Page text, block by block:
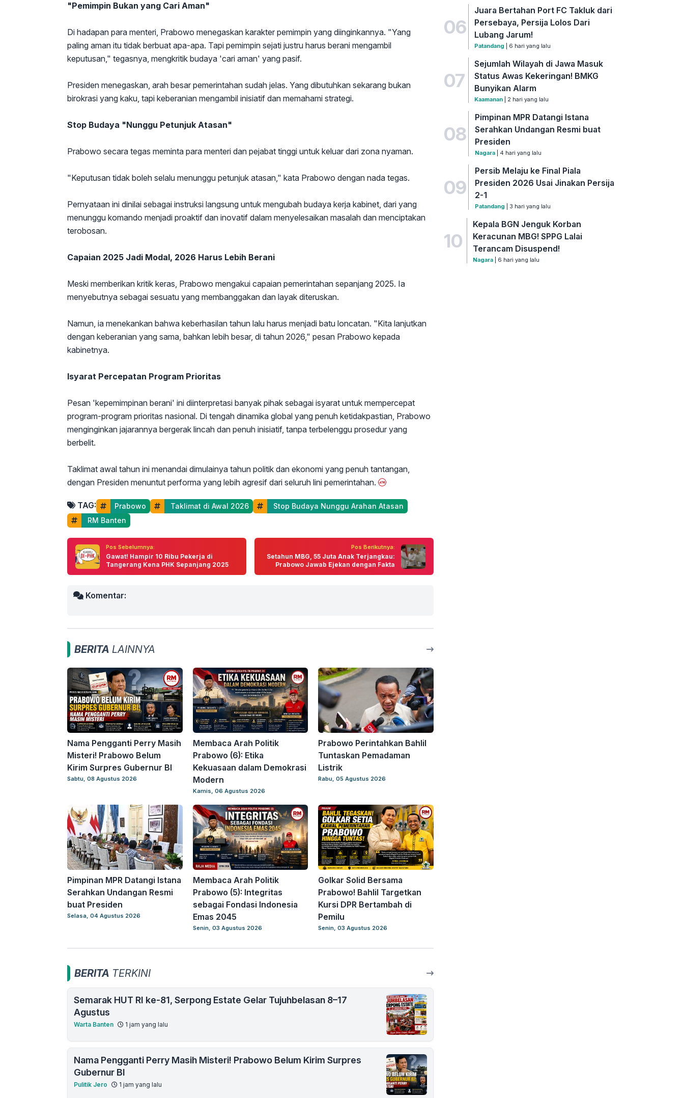
"Pemimpin Bukan yang Cari Aman"
Di hadapan para menteri, Prabowo menegaskan karakter pemimpin yang diinginkannya. "Yang
paling aman itu tidak berbuat apa-apa. Tapi pemimpin sejati justru harus berani mengambil
keputusan," tegasnya, mengkritik budaya 'cari aman' yang pasif.
Presiden menegaskan, arah besar pemerintahan sudah jelas. Yang dibutuhkan sekarang bukan
birokrasi yang kaku, tapi keberanian mengambil inisiatif dan memahami strategi.
Stop Budaya "Nunggu Petunjuk Atasan"
Prabowo secara tegas meminta para menteri dan pejabat tinggi untuk keluar dari zona nyaman.
"Keputusan tidak boleh selalu menunggu petunjuk atasan," kata Prabowo dengan nada tegas.
Pernyataan ini dinilai sebagai instruksi langsung untuk mengubah budaya kerja kabinet, dari yang
menunggu komando menjadi proaktif dan inovatif dalam menyelesaikan masalah dan menciptakan
terobosan.
Capaian 2025 Jadi Modal, 2026 Harus Lebih Berani
Meski memberikan kritik keras, Prabowo mengakui capaian pemerintahan sepanjang 2025. Ia
menyebutnya sebagai sesuatu yang membanggakan dan layak diteruskan.
Namun, ia menekankan bahwa keberhasilan tahun lalu harus menjadi batu loncatan. "Kita lanjutkan
dengan keberanian yang sama, bahkan lebih besar, di tahun 2026," pesan Prabowo kepada
kabinetnya.
Isyarat Percepatan Program Prioritas
Pesan 'kepemimpinan berani' ini diinterpretasi banyak pihak sebagai isyarat untuk mempercepat
program-program prioritas nasional. Di tengah dinamika global yang penuh ketidakpastian, Prabowo
menginginkan jajarannya bergerak lincah dan penuh inisiatif, tanpa terbelenggu prosedur yang
berbelit.
Taklimat awal tahun ini menandai dimulainya tahun politik dan ekonomi yang penuh tantangan,
dengan Presiden menuntut performa yang lebih agresif dari seluruh lini pemerintahan.
TAG: Prabowo Taklimat di Awal 2026
Stop Budaya Nunggu Arahan Atasan
RM Banten
Pos Sebelumnya:
Gawat! Hampir 10 Ribu Pekerja di
Tangerang Kena PHK Sepanjang 2025
Pos Berikutnya:
Setahun MBG, 55 Juta Anak Terjangkau:
Prabowo Jawab Ejekan dengan Fakta
Komentar:
BERITA LAINNYA
Nama Pengganti Perry Masih
Misteri! Prabowo Belum
Kirim Surpres Gubernur BI
Sabtu, 08 Agustus 2026
Membaca Arah Politik
Prabowo (6): Etika
Kekuasaan dalam Demokrasi
Modern
Kamis, 06 Agustus 2026
Prabowo Perintahkan Bahlil
Tuntaskan Pemadaman
Listrik
Rabu, 05 Agustus 2026
Pimpinan MPR Datangi Istana
Serahkan Undangan Resmi
buat Presiden
Selasa, 04 Agustus 2026
Membaca Arah Politik
Prabowo (5): Integritas
sebagai Fondasi Indonesia
Emas 2045
Senin, 03 Agustus 2026
Golkar Solid Bersama
Prabowo! Bahlil Targetkan
Kursi DPR Bertambah di
Pemilu
Senin, 03 Agustus 2026
BERITA TERKINI
Semarak HUT RI ke-81, Serpong Estate Gelar Tujuhbelasan 8–17
Agustus
Warta Banten 1 jam yang lalu
Nama Pengganti Perry Masih Misteri! Prabowo Belum Kirim Surpres
Gubernur BI
Pulitik Jero 1 jam yang lalu
06
Juara Bertahan Port FC Takluk dari
Persebaya, Persija Lolos Dari
Lubang Jarum!
Patandang | 6 hari yang lalu
07
Sejumlah Wilayah di Jawa Masuk
Status Awas Kekeringan! BMKG
Bunyikan Alarm
Kaamanan | 2 hari yang lalu
08
Pimpinan MPR Datangi Istana
Serahkan Undangan Resmi buat
Presiden
Nagara| 4 hari yang lalu
09
Persib Melaju ke Final Piala
Presiden 2026 Usai Jinakan Persija
2-1
Patandang | 3 hari yang lalu
10
Kepala BGN Jenguk Korban
Keracunan MBG! SPPG Lalai
Terancam Disuspend!
Nagara | 6 hari yang lalu